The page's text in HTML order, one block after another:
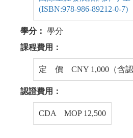
(ISBN:978-986-89212-0-7)
學分： 學分
課程費用：
定 價 CNY 1,000（含認
認證費用：
CDA MOP 12,500